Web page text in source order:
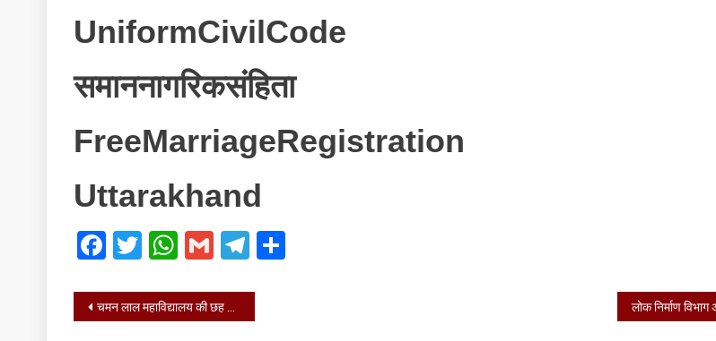
UniformCivilCode
समाननागरिकसंहिता
FreeMarriageRegistration
Uttarakhand
Facebook
Twitter
WhatsApp
GmailTelegram
Post
चमन लाल महाविद्यालय की छह छात्राओं ने यूजीसी नेट परीक्षा में शानदार प्रदर्शन किया